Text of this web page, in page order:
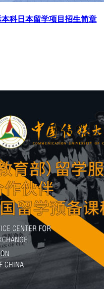
科日本留学项目招生简章